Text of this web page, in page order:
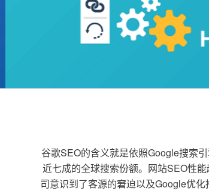
谷歌SEO的含义就是依照Google搜索
近七成的全球搜索份额。网站SEO性
司意识到了客源的窘迫以及Google优